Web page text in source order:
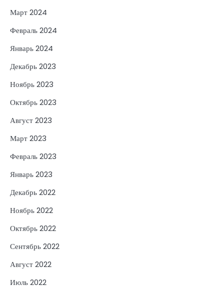
Март 2024
Февраль 2024
Январь 2024
Декабрь 2023
Ноябрь 2023
Октябрь 2023
Август 2023
Март 2023
Февраль 2023
Январь 2023
Декабрь 2022
Ноябрь 2022
Октябрь 2022
Сентябрь 2022
Август 2022
Июль 2022